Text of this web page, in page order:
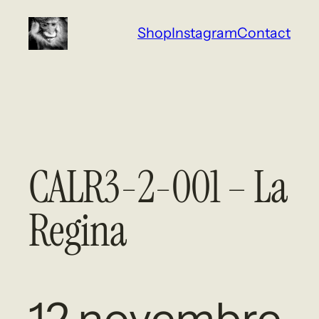
Aller
contenu
ShopInstagramContact
CALR3-2-001 – La
Regina